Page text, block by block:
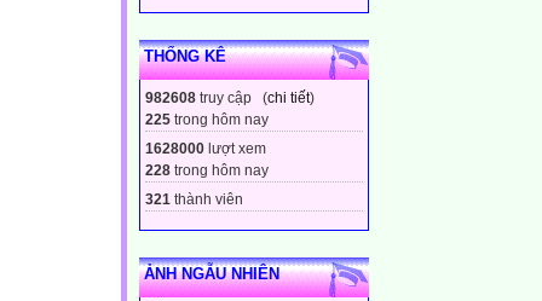
THỐNG KÊ
982608 truy cập (chi tiết)
225 trong hôm nay
1628000 lượt xem
228 trong hôm nay
321 thành viên
ẢNH NGẪU NHIÊN